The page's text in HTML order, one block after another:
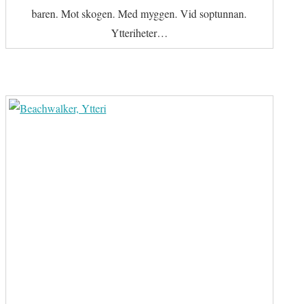
baren. Mot skogen. Med myggen. Vid soptunnan.
Ytteriheter…